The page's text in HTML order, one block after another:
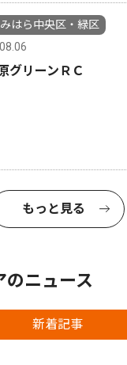
はら中央区・緑区
グリーンＲＣ
もっと見る
のニュース
新着記事